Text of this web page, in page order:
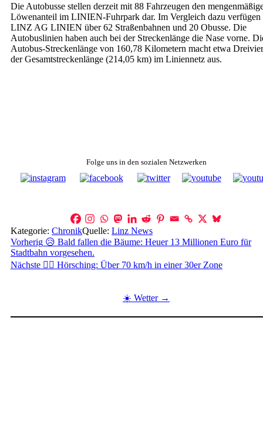
Die Autobusse stellen derzeit mit 88 Fahrzeugen den
Löwenanteil im LINIEN-Fuhrpark dar. Im Vergleich dazu verfügen
LINZ AG LINIEN über 62 Straßenbahnen und 20 Obusse. Die
Autobuslinien haben auch bei der Streckenlänge die Nase vorne.
Autobus-Streckenlänge von 160,78 Kilometern macht etwa
der Gesamtstreckenlänge (214,05 km) im Liniennetz aus.
Folge uns in den sozialen Netzwerken
Kategorie: ChronikQuelle: Linz News
Beitragsnavigation
Vorherig 😥 Bald fallen die Bäume: Heuer 13 Millionen Euro für
Stadtbahn vorgesehen.
Nächste 👮‍♂️ Hörsching: Über 70 km/h in einer 30er Zone
☀️ Wetter →